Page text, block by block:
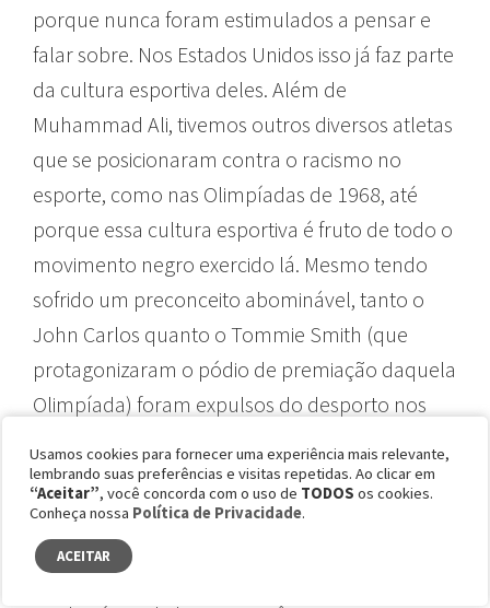
porque nunca foram estimulados a pensar e
falar sobre. Nos Estados Unidos isso já faz parte
da cultura esportiva deles. Além de
Muhammad Ali, tivemos outros diversos atletas
que se posicionaram contra o racismo no
esporte, como nas Olimpíadas de 1968, até
porque essa cultura esportiva é fruto de todo o
movimento negro exercido lá. Mesmo tendo
sofrido um preconceito abominável, tanto o
John Carlos quanto o Tommie Smith (que
protagonizaram o pódio de premiação daquela
Olimpíada) foram expulsos do desporto nos
uma comparação com o presente, o que
fizeram com o Colin Kaepernick na NFL em
2016? A mesma coisa! Ele está até hoje sem
atuar. Embora seja uma sociedade que tenha
Usamos cookies para fornecer uma experiência mais relevante,
lembrando suas preferências e visitas repetidas. Ao clicar em
“Aceitar”, você concorda com o uso de TODOS os cookies.
Conheça nossa Política de Privacidade.
ACEITAR